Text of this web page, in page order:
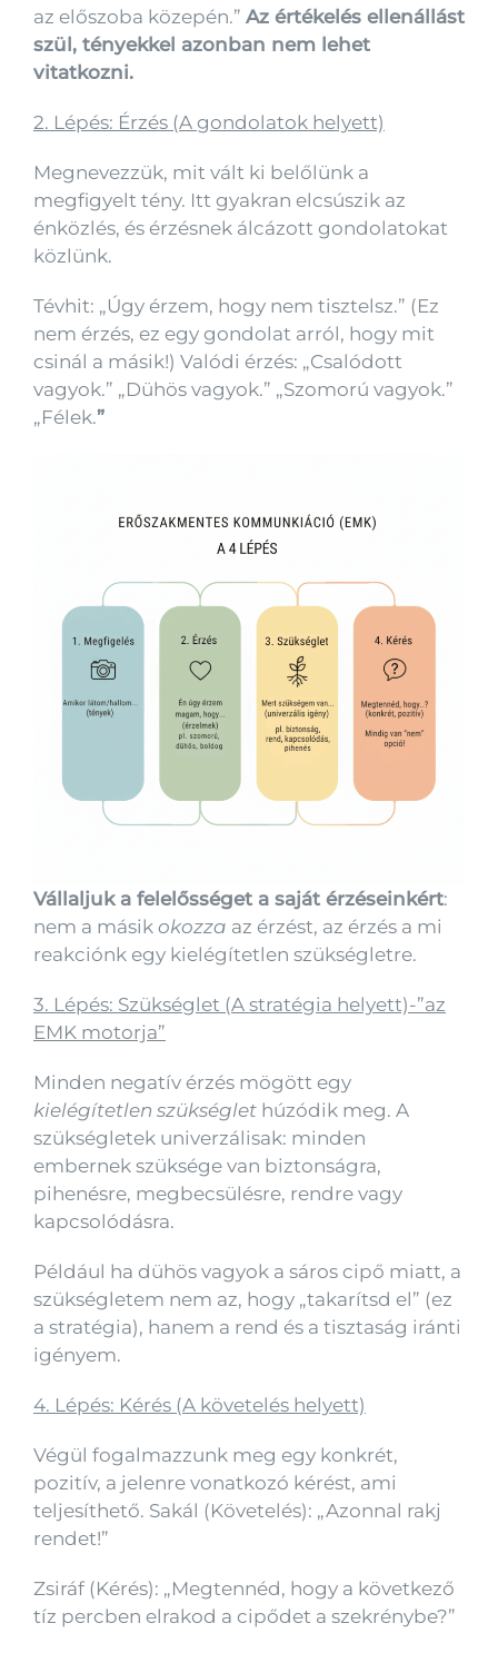
az előszoba közepén.” Az értékelés ellenállást
szül, tényekkel azonban nem lehet
vitatkozni.
2. Lépés: Érzés (A gondolatok helyett)
Megnevezzük, mit vált ki belőlünk a
megfigyelt tény. Itt gyakran elcsúszik az
énközlés, és érzésnek álcázott gondolatokat
közlünk.
Tévhit: „Úgy érzem, hogy nem tisztelsz.” (Ez
nem érzés, ez egy gondolat arról, hogy mit
csinál a másik!) Valódi érzés: „Csalódott
vagyok.” „Dühös vagyok.” „Szomorú vagyok.”
„Félek.”
Vállaljuk a felelősséget a saját érzéseinkért:
nem a másik okozza az érzést, az érzés a mi
reakciónk egy kielégítetlen szükségletre.
3. Lépés: Szükséglet (A stratégia helyett)-”az
EMK motorja”
Minden negatív érzés mögött egy
kielégítetlen szükséglet húzódik meg. A
szükségletek univerzálisak: minden
embernek szüksége van biztonságra,
pihenésre, megbecsülésre, rendre vagy
kapcsolódásra.
Például ha dühös vagyok a sáros cipő miatt, a
szükségletem nem az, hogy „takarítsd el” (ez
a stratégia), hanem a rend és a tisztaság iránti
igényem.
4. Lépés: Kérés (A követelés helyett)
Végül fogalmazzunk meg egy konkrét,
pozitív, a jelenre vonatkozó kérést, ami
teljesíthető. Sakál (Követelés): „Azonnal rakj
rendet!”
Zsiráf (Kérés): „Megtennéd, hogy a következő
tíz percben elrakod a cipődet a szekrénybe?”